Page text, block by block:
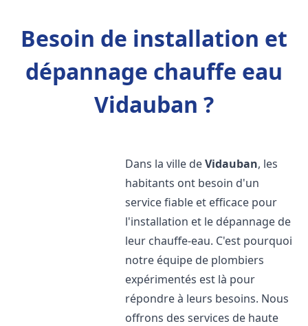
Besoin de installation et
dépannage chauffe eau
Vidauban ?
Dans la ville deVidauban, les
habitants ont besoin d'un
service fiable et efficace pour
l'installation et le dépannage de
leur chauffe-eau. C'est pourquoi
notre équipe de plombiers
expérimentés est là pour
répondre à leurs besoins. Nous
offrons des services de haute